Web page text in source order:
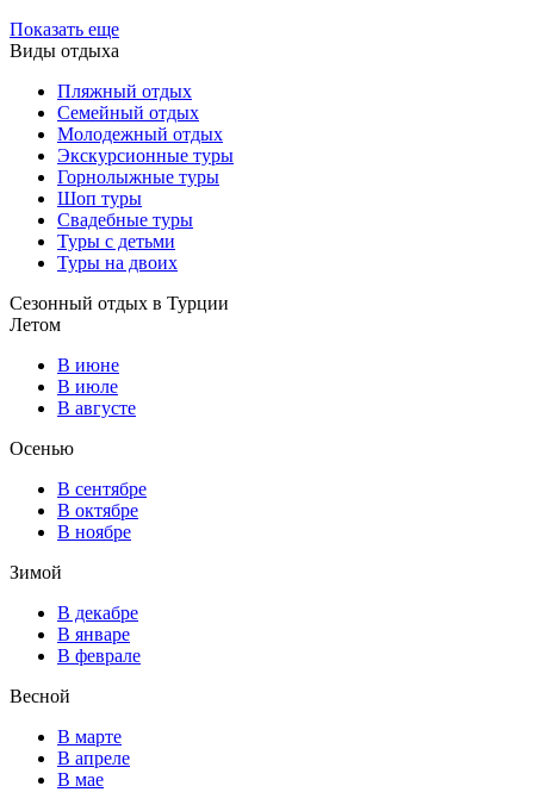
Показать еще
Виды отдыха
Пляжный отдых
Семейный отдых
Молодежный отдых
Экскурсионные туры
Горнолыжные туры
Шоп туры
Свадебные туры
Туры с детьми
Туры на двоих
Сезонный отдых в Турции
Летом
В июне
В июле
В августе
Осенью
В сентябре
В октябре
В ноябре
Зимой
В декабре
В январе
В феврале
Весной
В марте
В апреле
В мае